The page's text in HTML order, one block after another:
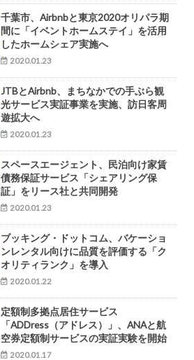
千葉市、Airbnbと東京2020オリパラ期
間に「イベントホームステイ」を活用
したホームシェア実施へ
2020.01.23
JTBとAirbnb、まちなかでの手ぶら観
光サービス実証事業を実施、訪日客周
遊拡大へ
2020.01.23
スペースエージェント、民泊向け家賃
債務保証サービス「シェアリング保
証」をリース社と共同開発
2020.01.23
ブッキング・ドットコム、バケーショ
ンレンタル向けに品質を評価する「ク
オリティランク」を導入
2020.01.22
定額制多拠点居住サービス
「ADDress（アドレス）」、ANAと航
空券定額制サービスの実証実験を開始
2020.01.17